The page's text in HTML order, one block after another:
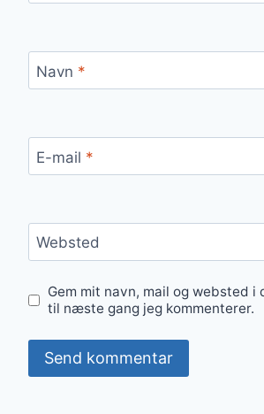
Navn *
E-mail *
Websted
Gem mit navn, mail og websted i
til næste gang jeg kommenterer.